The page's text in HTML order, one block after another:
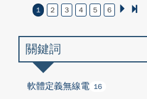
1 2 3 4 5 6
關鍵詞
軟體定義無線電 16